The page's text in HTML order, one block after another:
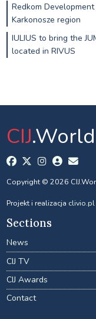
Redkom
Karkonosze region
IULIUS to bring the
located in RIVUS
CIJ.World
Copyright © 2026
Projekt i realizacja clivio.pl
Sections
News
CIJ TV
CIJ Awards
Contact